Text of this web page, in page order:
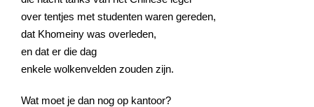
over tentjes met studenten waren gereden,
dat Khomeiny was overleden,
en dat er die dag
enkele wolkenvelden zouden zijn.
Wat moet je dan nog op kantoor?